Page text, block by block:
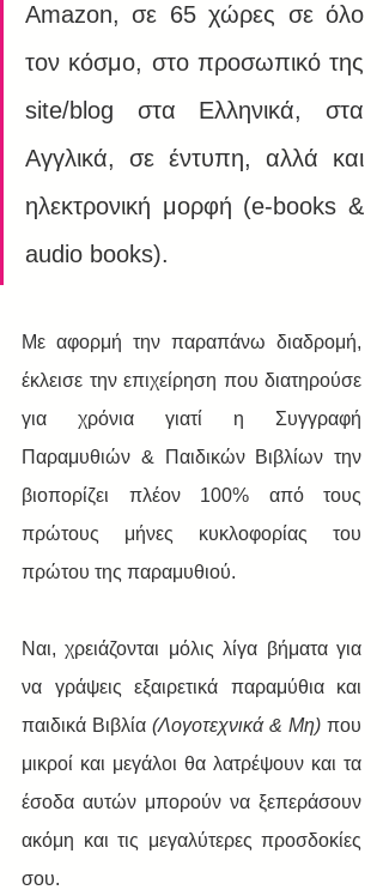
Amazon, σε 65 χώρες σε όλο
τον κόσμο, στο προσωπικό της
site/blog στα Ελληνικά, στα
Αγγλικά, σε έντυπη, αλλά και
ηλεκτρονική μορφή (e-books &
audio books).
Με αφορμή την παραπάνω διαδρομή,
έκλεισε την επιχείρηση που διατηρούσε
για χρόνια γιατί η Συγγραφή
Παραμυθιών & Παιδικών Βιβλίων την
βιοπορίζει πλέον 100% από τους
πρώτους μήνες κυκλοφορίας του
πρώτου της παραμυθιού.
Ναι, χρειάζονται μόλις λίγα βήματα για
να γράψεις εξαιρετικά παραμύθια και
παιδικά Βιβλία (Λογοτεχνικά & Μη) που
μικροί και μεγάλοι θα λατρέψουν και τα
έσοδα αυτών μπορούν να ξεπεράσουν
ακόμη και τις μεγαλύτερες προσδοκίες
σου.